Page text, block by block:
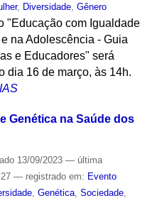
, Diversidade, Gênero
"Educação com Igualdade
na Adolescência - Guia
e Educadores" será
dia 16 de março, às 14h.
Genética na Saúde dos
13/09/2023 — última
— registrado em: Evento
, Genética, Sociedade,